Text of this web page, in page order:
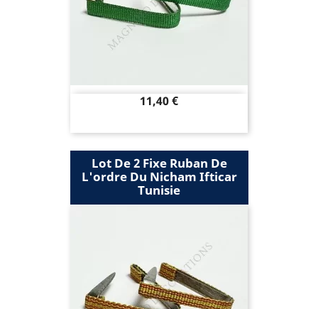
Prix
11,40 €
Lot De 2 Fixe Ruban De
L'ordre Du Nicham Ifticar
Tunisie